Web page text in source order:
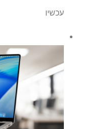
עכשיו